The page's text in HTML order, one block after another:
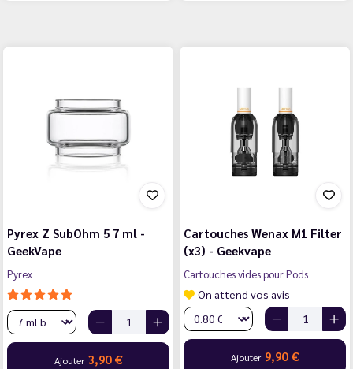
Pyrex Z SubOhm 5 7 ml -
GeekVape
Pyrex
Ajouter 3,90 €
Cartouches Wenax M1 Filter
(x3) - Geekvape
Cartouches vides pour Pods
On attend vos avis
Ajouter 9,90 €